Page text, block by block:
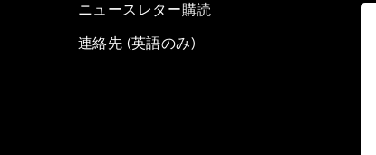
ニュースレター購読
連絡先 (英語のみ)